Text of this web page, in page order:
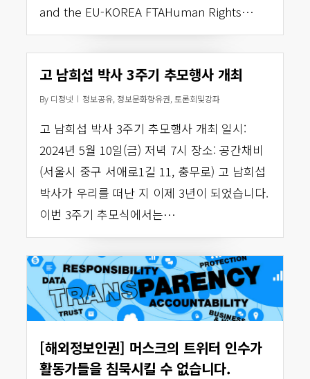
and the EU-KOREA FTAHuman Rights…
고 남희섭 박사 3주기 추모행사 개최
By 디정넷 정보공유, 정보문화향유권, 토론회및강좌
고 남희섭 박사 3주기 추모행사 개최 일시:
2024년 5월 10일(금) 저녁 7시 장소: 공간채비
(서울시 중구 서애로1길 11, 충무로) 고 남희섭
박사가 우리를 떠난 지 이제 3년이 되었습니다.
이번 3주기 추모식에서는…
[해외정보인권] 머스크의 트위터 인수가
활동가들을 침묵시킬 수 없습니다.